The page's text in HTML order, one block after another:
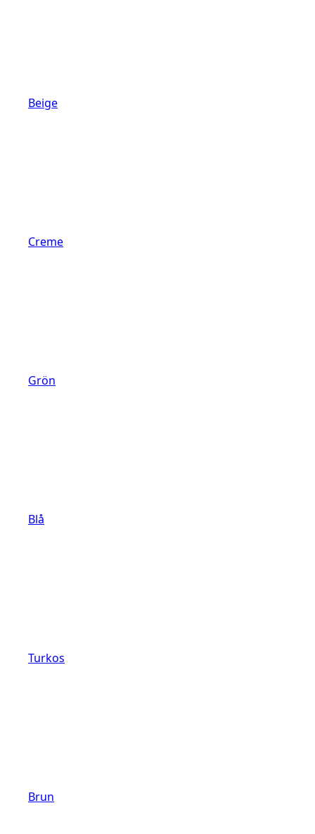
Beige
Creme
Grön
Blå
Turkos
Brun